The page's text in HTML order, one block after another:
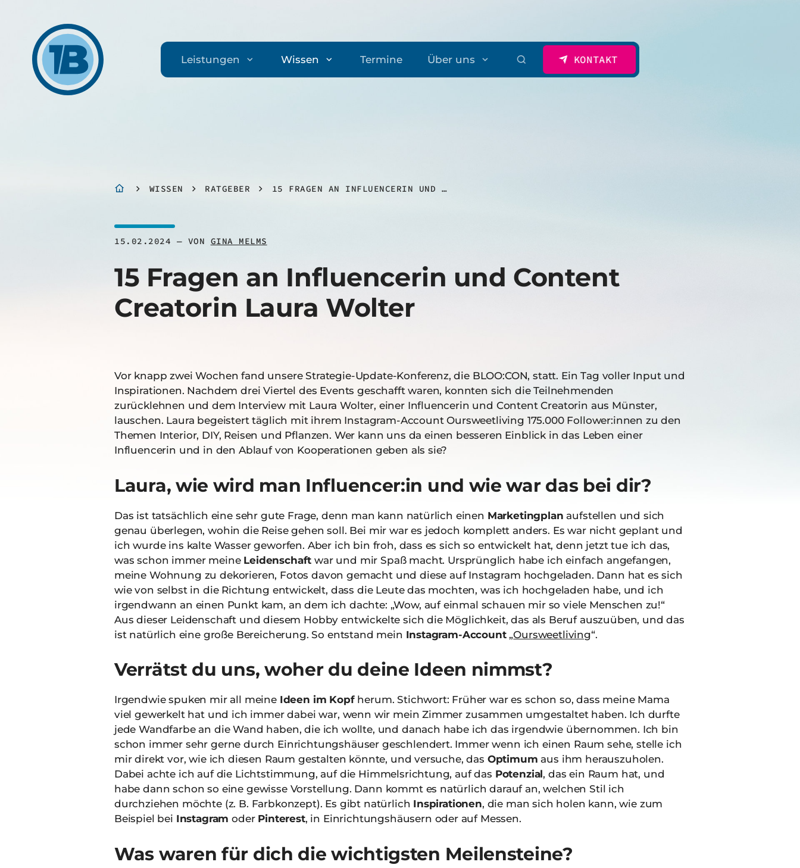
Leistungen Wissen Termine Über uns KONTAKT
WISSEN RATGEBER 15 FRAGEN AN INFLUENCERIN UND CONTENT CREATORIN LAURA WOLTER
15.02.2024 VON GINA MELMS
15 Fragen an Influencerin und Content
Creatorin Laura Wolter
Vor knapp zwei Wochen fand unsere Strategie-Update-Konferenz, die BLOO:CON, statt. Ein Tag voller Input und
Inspirationen. Nachdem drei Viertel des Events geschafft waren, konnten sich die Teilnehmenden
zurücklehnen und dem Interview mit Laura Wolter, einer Influencerin und Content Creatorin aus Münster,
lauschen. Laura begeistert täglich mit ihrem Instagram-Account Oursweetliving 175.000 Follower:innen zu den
Themen Interior, DIY, Reisen und Pflanzen. Wer kann uns da einen besseren Einblick in das Leben einer
Influencerin und in den Ablauf von Kooperationen geben als sie?
Laura, wie wird man Influencer:in und wie war das bei dir?
Das ist tatsächlich eine sehr gute Frage, denn man kann natürlich einen Marketingplan aufstellen und sich
genau überlegen, wohin die Reise gehen soll. Bei mir war es jedoch komplett anders. Es war nicht geplant und
ich wurde ins kalte Wasser geworfen. Aber ich bin froh, dass es sich so entwickelt hat, denn jetzt tue ich das,
was schon immer meine Leidenschaft war und mir Spaß macht. Ursprünglich habe ich einfach angefangen,
meine Wohnung zu dekorieren, Fotos davon gemacht und diese auf Instagram hochgeladen. Dann hat es sich
wie von selbst in die Richtung entwickelt, dass die Leute das mochten, was ich hochgeladen habe, und ich
irgendwann an einen Punkt kam, an dem ich dachte: „Wow, auf einmal schauen mir so viele Menschen zu!“
Aus dieser Leidenschaft und diesem Hobby entwickelte sich die Möglichkeit, das als Beruf auszuüben, und das
ist natürlich eine große Bereicherung. So entstand mein Instagram-Account„Oursweetliving“.
Verrätst du uns, woher du deine Ideen nimmst?
Irgendwie spuken mir all meine Ideen im Kopf herum. Stichwort: Früher war es schon so, dass meine Mama
viel gewerkelt hat und ich immer dabei war, wenn wir mein Zimmer zusammen umgestaltet haben. Ich durfte
jede Wandfarbe an die Wand haben, die ich wollte, und danach habe ich das irgendwie übernommen. Ich bin
schon immer sehr gerne durch Einrichtungshäuser geschlendert. Immer wenn ich einen Raum sehe, stelle ich
mir direkt vor, wie ich diesen Raum gestalten könnte, und versuche, das Optimumaus ihm herauszuholen.
Dabei achte ich auf die Lichtstimmung, auf die Himmelsrichtung, auf das Potenzial, das ein Raum hat, und
habe dann schon so eine gewisse Vorstellung. Dann kommt es natürlich darauf an, welchen Stil ich
durchziehen möchte (z. B. Farbkonzept). Es gibt natürlich Inspirationen, die man sich holen kann, wie zum
Beispiel bei Instagram oder Pinterest, in Einrichtungshäusern oder auf Messen.
Was waren für dich die wichtigsten Meilensteine?